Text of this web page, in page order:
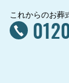
これからのお